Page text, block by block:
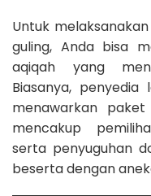
Untuk
guling, Anda bisa
aqiqah yang
Biasanya,
menawarkan
mencakup
serta penyuguhan
beserta dengan